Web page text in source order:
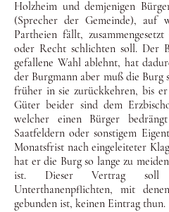
Holzheim und demjeni­gen
(Sprecher der Gemein­de), auf
Partheien fällt,
oder Recht schlichten soll. Der
gefallene Wahl ablehnt, hat
der Burgmann aber muß die
früher in sie zurückkehren, bis
Güter beider sind dem
welcher einen Bürger
Saatfeldern oder sonstigem
Monatsfrist nach eingeleite­ter
hat er die Burg so lange zu
ist. Dieser Vertrag soll
Unterthanenpflichten, mit
gebunden ist, keinen Eintrag thun.